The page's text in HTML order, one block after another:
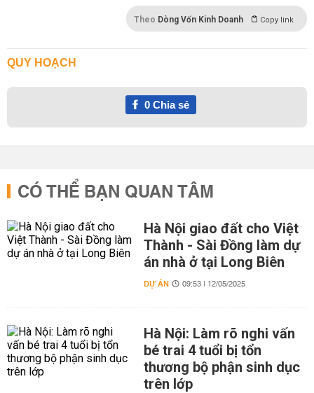
Theo Dòng Vốn Kinh Doanh Copy link
QUY HOẠCH
0Chia sẻ
CÓ THỂ BẠN QUAN TÂM
Hà Nội giao đất cho Việt
Thành - Sài Đồng làm dự
án nhà ở tại Long Biên
DỰ ÁN 09:53 | 12/05/2025
Hà Nội: Làm rõ nghi vấn
bé trai 4 tuổi bị tổn
thương bộ phận sinh dục
trên lớp